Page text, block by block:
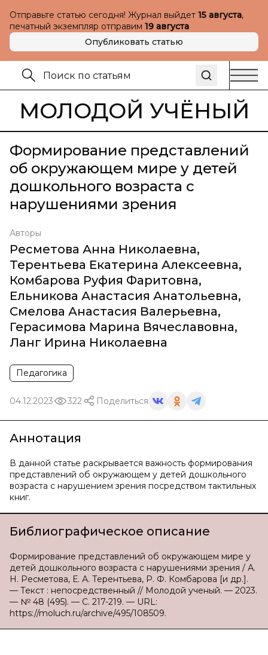
Отправьте статью сегодня! Журнал выйдет 15 августа,
печатный экземпляр отправим 19 августа
Опубликовать статью
МОЛОДОЙ УЧЁНЫЙ
Формирование представлений
об окружающем мире у детей
дошкольного возраста с
нарушениями зрения
Авторы
Ресметова Анна Николаевна,
Терентьева Екатерина Алексеевна,
Комбарова Руфия Фаритовна,
Ельникова Анастасия Анатольевна,
Смелова Анастасия Валерьевна,
Герасимова Марина Вячеславовна,
Ланг Ирина Николаевна
Педагогика
04.12.2023 322 Поделиться
Аннотация
В данной статье раскрывается важность формирования
представлений об окружающем у детей дошкольного
возраста с нарушением зрения посредством тактильных
книг.
Библиографическое описание
Формирование представлений об окружающем мире у
детей дошкольного возраста с нарушениями зрения / А.
Н. Ресметова, Е. А. Терентьева, Р. Ф. Комбарова [и др.].
— Текст : непосредственный // Молодой ученый. — 2023.
— № 48 (495). — С. 217-219. — URL:
https://moluch.ru/archive/495/108509.